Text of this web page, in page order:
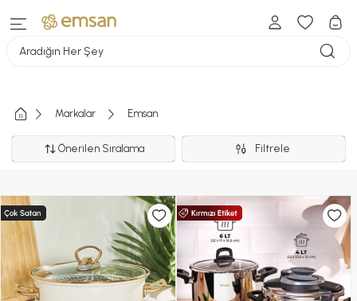
Aradığın Her Şey
Markalar Emsan
Önerilen Sıralama Filtrele